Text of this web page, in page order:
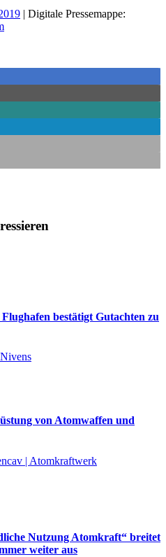
| Digitale Pressemappe:
bestätigt Gutachten zu
von Atomwaffen und
Nutzung Atomkraft“ breitet
weiter aus